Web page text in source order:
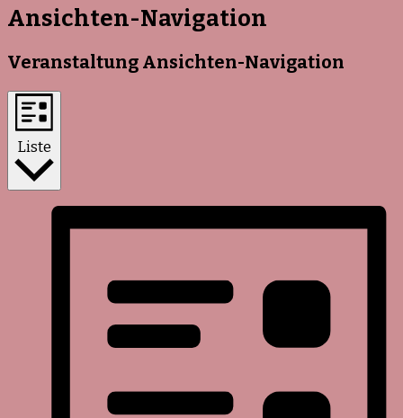
Ansichten-Navigation
Veranstaltung Ansichten-Navigation
Liste